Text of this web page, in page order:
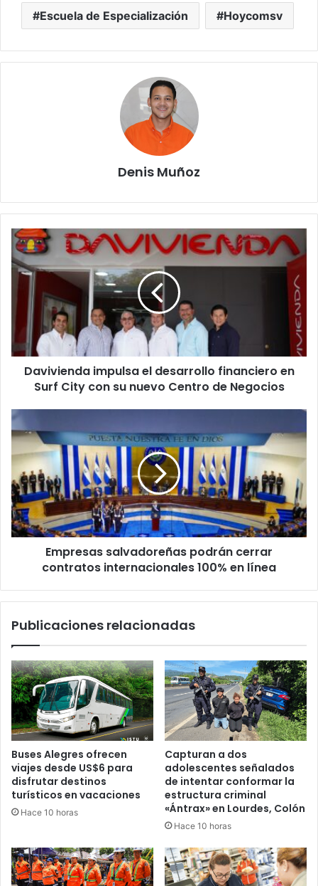
Escuela de Especialización Hoycomsv
Denis Muñoz
Davivienda
impulsa
el
desarrollo
financiero
Surf
con
nuevo
de
Negocios
Davivienda impulsa el desarrollo financiero en
Surf City con su nuevo Centro de Negocios
Empresas
salvadoreñas
podrán
cerrar
contratos
internacionales
100%
en
línea
Empresas salvadoreñas podrán cerrar
contratos internacionales 100% en línea
Publicaciones relacionadas
Buses Alegres ofrecen
viajes desde US$6 para
disfrutar destinos
turísticos en vacaciones
Hace 10 horas
Capturan a dos
adolescentes señalados
de intentar conformar la
estructura criminal
«Ántrax» en Lourdes, Colón
Hace 10 horas